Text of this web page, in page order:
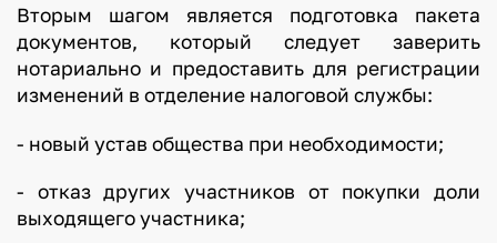
Вторым шагом является подготовка пакета
документов, который следует заверить
нотариально и предоставить для регистрации
изменений в отделение налоговой службы:
- новый устав общества при необходимости;
- отказ других участников от покупки доли
выходящего участника;